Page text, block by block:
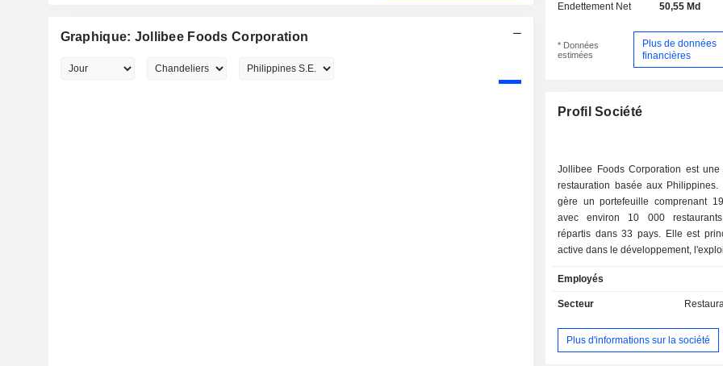
Graphique: Jollibee Foods Corporation
Endettement Net 50,55 Md
* Données
estimées
Plus de données
financières
Profil Société
Jollibee Foods Corporation est
restauration basée aux Philippines.
gère un portefeuille comprenant
avec environ 10 000
répartis dans 33 pays. Elle est
active dans le développement,
sous la marque Jollibee aux
opère à travers trois segments, à
soutien. Le segment de la
chargé de l'exploitation des
Employés
Secteur
Plus d'informations sur la société